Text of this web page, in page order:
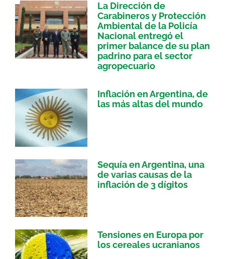
La Dirección de
Carabineros y Protección
Ambiental de la Policía
Nacional entregó el
primer balance de su plan
padrino para el sector
agropecuario
Inflación en Argentina, de
las más altas del mundo
Sequía en Argentina, una
de varias causas de la
inflación de 3 dígitos
Tensiones en Europa por
los cereales ucranianos